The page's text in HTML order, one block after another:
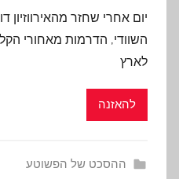
יום אחרי שחזר מהאירווזיון
השוודי, הדרמות מאחורי
לארץ
להאזנה
ההסכט של הפשוטע